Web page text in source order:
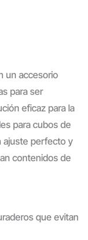
un accesorio
para ser
eficaz para la
para cubos de
ajuste perfecto y
contenidos de
que evitan